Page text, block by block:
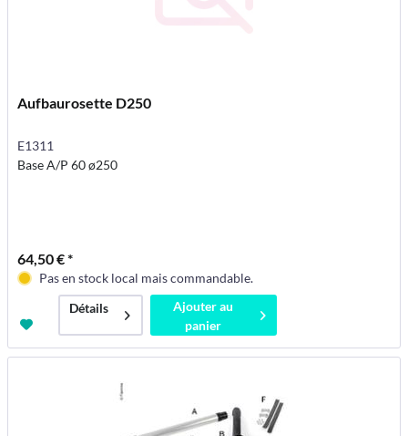
Aufbaurosette D250
E1311
Base A/P 60 ø250
64,50 € *
Pas en stock local mais commandable.
Détails
Ajouter au
panier